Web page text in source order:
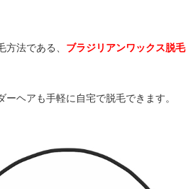
方法である、 ブラジリアンワックス脱毛
ヘアも手軽に自宅で脱毛できます。